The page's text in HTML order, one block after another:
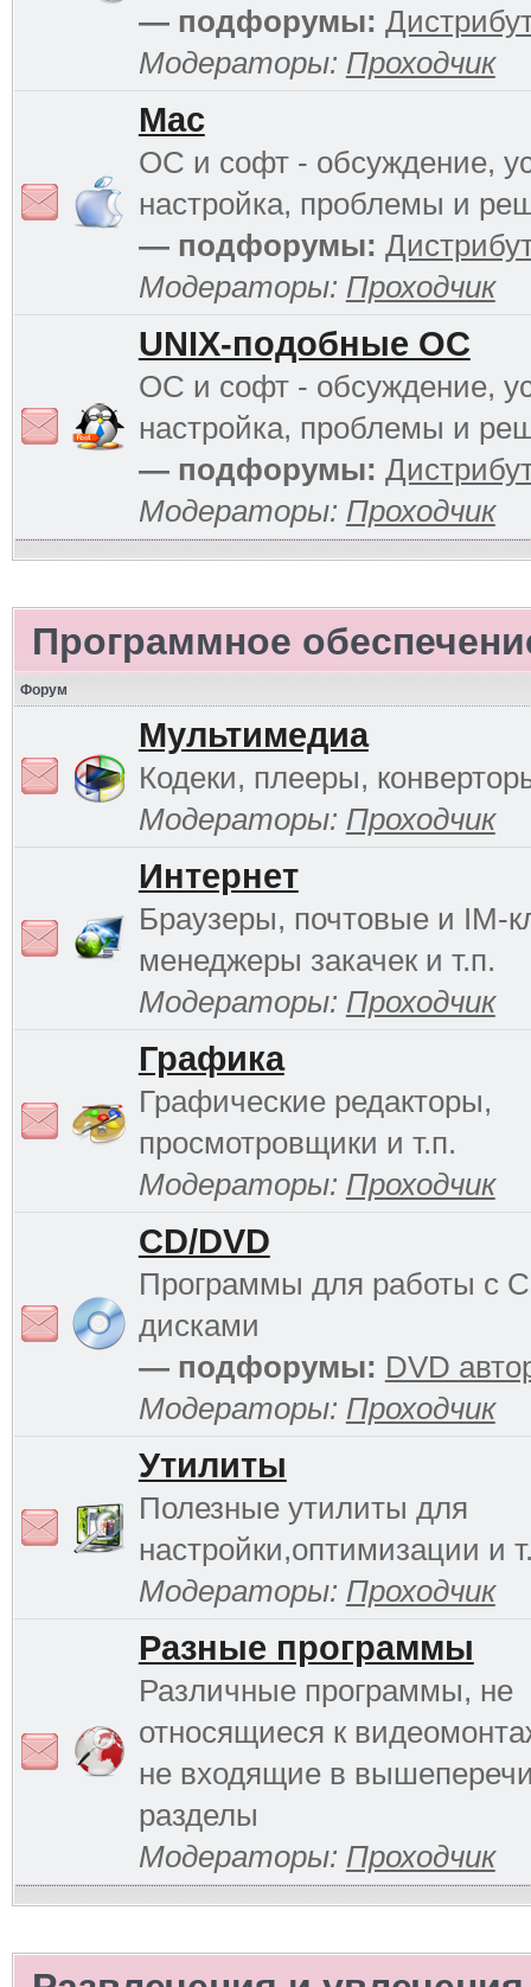
— подфорумы:
Модераторы: Проходчик
Mac
ОС и софт - обсуждение,
настройка, проблемы и
— подфорумы:
Модераторы: Проходчик
UNIX-подобные ОС
ОС и софт - обсуждение,
настройка, проблемы и
— подфорумы:
Модераторы: Проходчик
Программное
Форум
Мультимедиа
Кодеки, плееры,
Модераторы: Проходчик
Интернет
Браузеры, почтовые и IM-
менеджеры закачек и т.п.
Модераторы: Проходчик
Графика
Графические редакторы,
просмотровщики и т.п.
Модераторы: Проходчик
CD/DVD
Программы для работы с
дисками
— подфорумы: DVD
Модераторы: Проходчик
Утилиты
Полезные утилиты для
настройки,оптимизации и
Модераторы: Проходчик
Разные программы
Различные программы, не
относящиеся к
не входящие в
разделы
Модераторы: Проходчик